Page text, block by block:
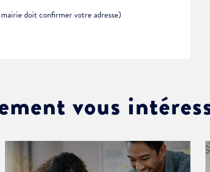
doit confirmer votre adresse)
vous